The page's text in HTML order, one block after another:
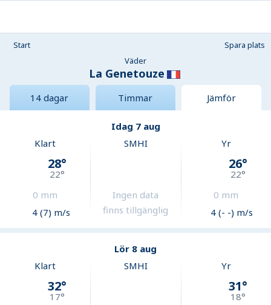
Start
Spara plats
Väder
La Genetouze
14 dagar Timmar Jämför
Idag 7 aug
Klart
28°
22°
0 mm
4 (7) m/s
SMHI
Ingen data
finns tillgänglig
Yr
26°
22°
0 mm
4 (- -) m/s
Lör 8 aug
Klart
32°
17°
SMHI Yr
31°
18°